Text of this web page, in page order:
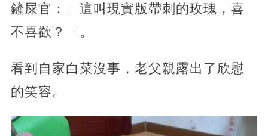
鏟屎官：」這叫現實版帶刺的玫瑰，喜
不喜歡？「。
看到自家白菜沒事，老父親露出了欣慰
的笑容。